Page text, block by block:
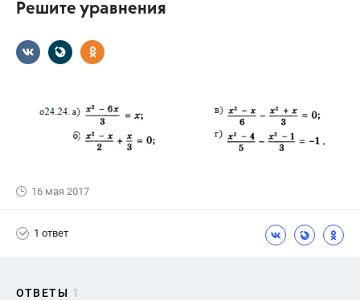
Решите уравнения
16 мая 2017
1 ответ
ОТВЕТЫ 1